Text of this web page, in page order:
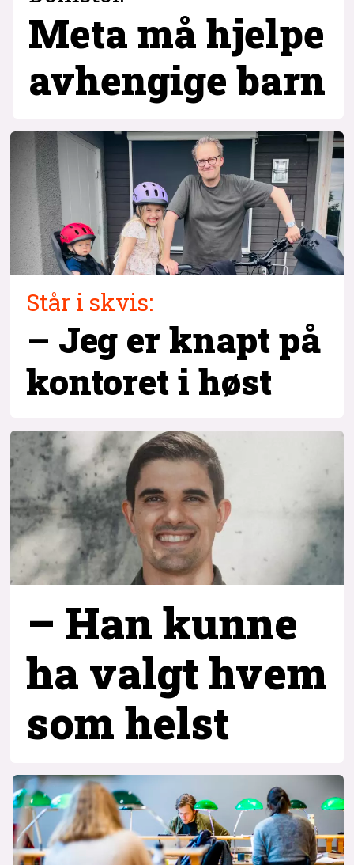
Meta må hjelpe
avhengige barn
Står i skvis:
– Jeg er knapt på
kontoret i høst
– Han kunne
ha valgt hvem
som helst